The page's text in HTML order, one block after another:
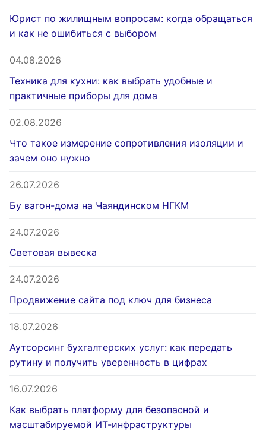
Юрист по жилищным вопросам: когда обращаться
и как не ошибиться с выбором
04.08.2026
Техника для кухни: как выбрать удобные и
практичные приборы для дома
02.08.2026
Что такое измерение сопротивления изоляции и
зачем оно нужно
26.07.2026
Бу вагон-дома на Чаяндинском НГКМ
24.07.2026
Световая вывеска
24.07.2026
Продвижение сайта под ключ для бизнеса
18.07.2026
Аутсорсинг бухгалтерских услуг: как передать
рутину и получить уверенность в цифрах
16.07.2026
Как выбрать платформу для безопасной и
масштабируемой ИТ-инфраструктуры